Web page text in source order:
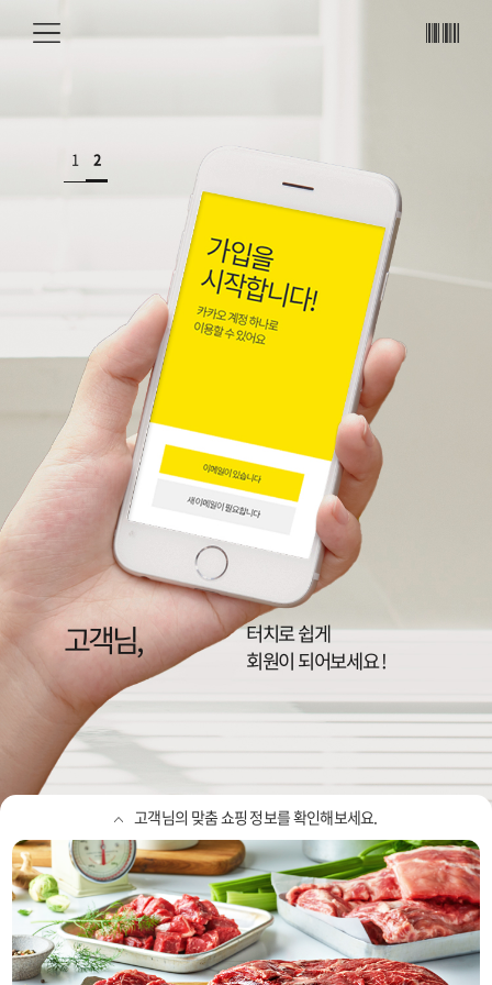
메뉴
NC, 뉴코아, 2001, 팩토리, 동아
정보를 확인하세요
고객님,
터치로 쉽게
회원이 되어보세요 !
이랜드리테일,
1 2
고객님의 맞춤 쇼핑 정보를 확인해보세요.